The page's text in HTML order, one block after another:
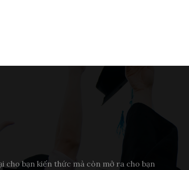
cho bạn kiến thức mà còn mở ra cho bạn